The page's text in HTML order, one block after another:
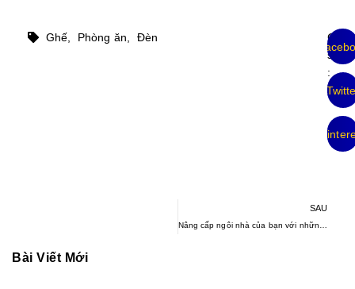
Ghế, Phòng ăn, Đèn
Chia
sẻ
:
SAU
Bài Viết Mới